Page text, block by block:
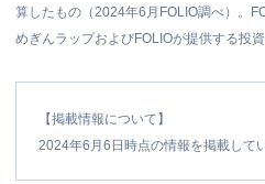
算したもの（2024年6月FOLIO調べ）。
めぎんラップおよびFOLIOが提供する投
【掲載情報について】
2024年6月6日時点の情報を掲載して